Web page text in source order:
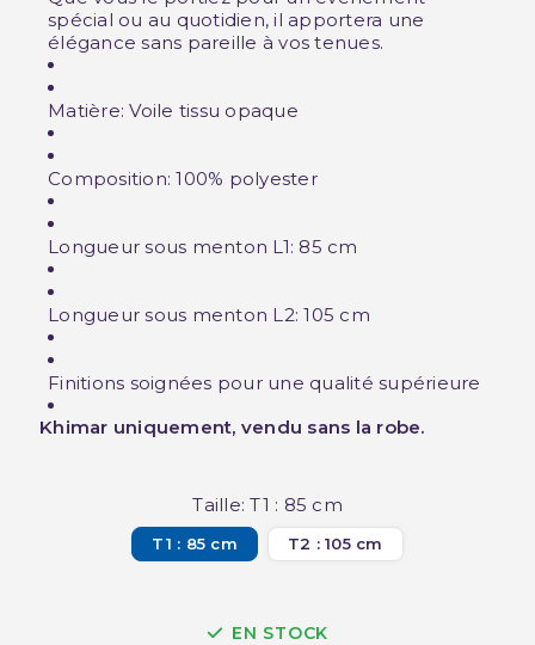
spécial ou au quotidien, il apportera une
élégance sans pareille à vos tenues.
Matière: Voile tissu opaque
Composition: 100% polyester
Longueur sous menton L1: 85 cm
Longueur sous menton L2: 105 cm
Finitions soignées pour une qualité supérieure
Khimar uniquement, vendu sans la robe.
Taille: T1 : 85 cm
T1 : 85 cm T2 : 105 cm
EN STOCK